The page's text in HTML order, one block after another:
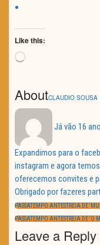
Like this:
Loading…
AboutCLAUDIO SOUSA
Já vão 16
Expandimos para o
instagram e agora
oferecemos convites e
Obrigado por fazeres
Navegação
de
artigos
PREVIOUS
PASSATEMPO ANTESTREIA DE
NEXT
PASSATEMPO ANTESTREIA DE ‘O
Leave a Reply